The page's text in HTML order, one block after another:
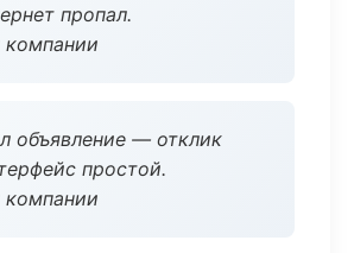
пропал.
объявление — отклик
простой.